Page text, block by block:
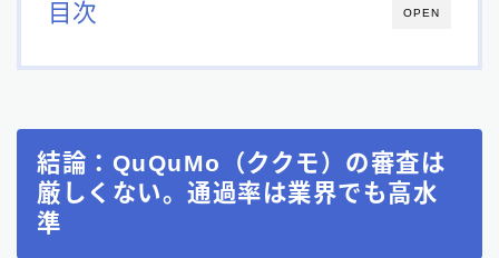
OPEN
目次
結論：QuQuMo（ククモ）の審査は
厳しくない。通過率は業界でも高水
準